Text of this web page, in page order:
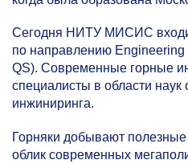
Сегодня НИТУ МИСИС
по направлению
QS). Современные горные
специалисты в области наук
инжиниринга.
Горняки добывают
облик современных